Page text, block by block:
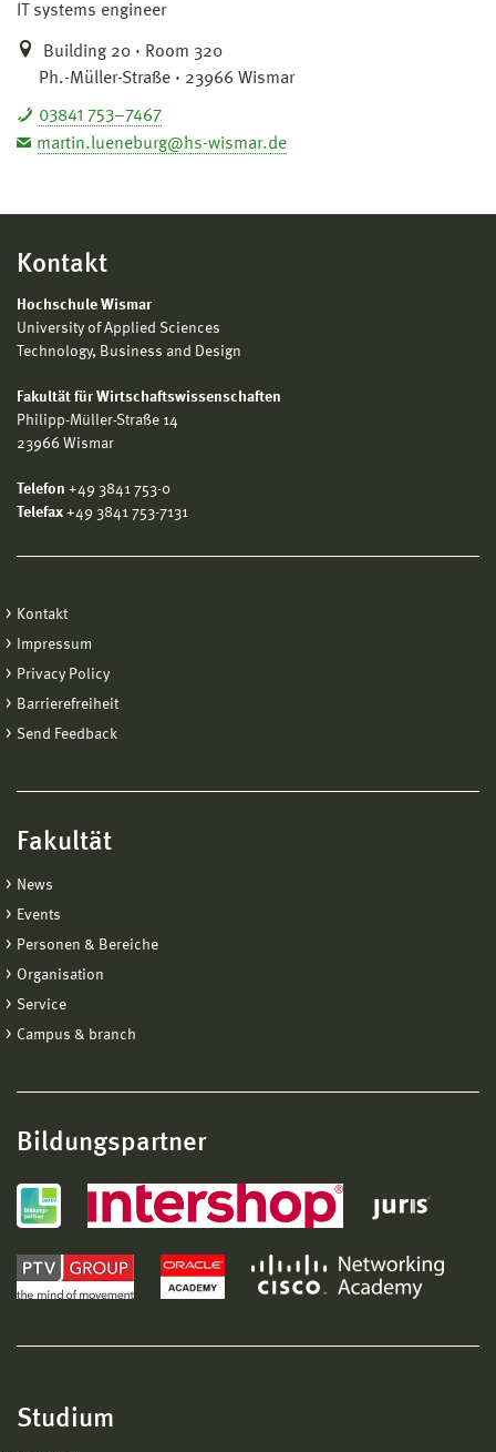
IT systems engineer
Building 20 · Room 320
Ph.-Müller-Straße · 23966 Wismar
03841 753–7467
martin.lueneburg@hs-wismar.de
Kontakt
Hochschule Wismar
University of Applied Sciences
Technology, Business and Design
Fakultät für Wirtschaftswissenschaften
Philipp-Müller-Straße 14
23966 Wismar
Telefon +49 3841 753-0
Telefax +49 3841 753-7131
Kontakt
Impressum
Privacy Policy
Barrierefreiheit
Send Feedback
Fakultät
News
Events
Personen & Bereiche
Organisation
Service
Campus & branch
Bildungspartner
Studium